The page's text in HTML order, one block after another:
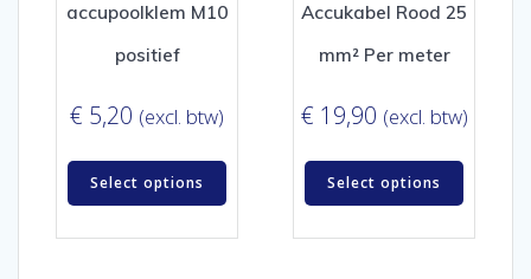
accupoolklem M10
positief
€ 5,20 (excl. btw)
Select options
Accukabel Rood 25
mm² Per meter
€ 19,90 (excl. btw)
Select options